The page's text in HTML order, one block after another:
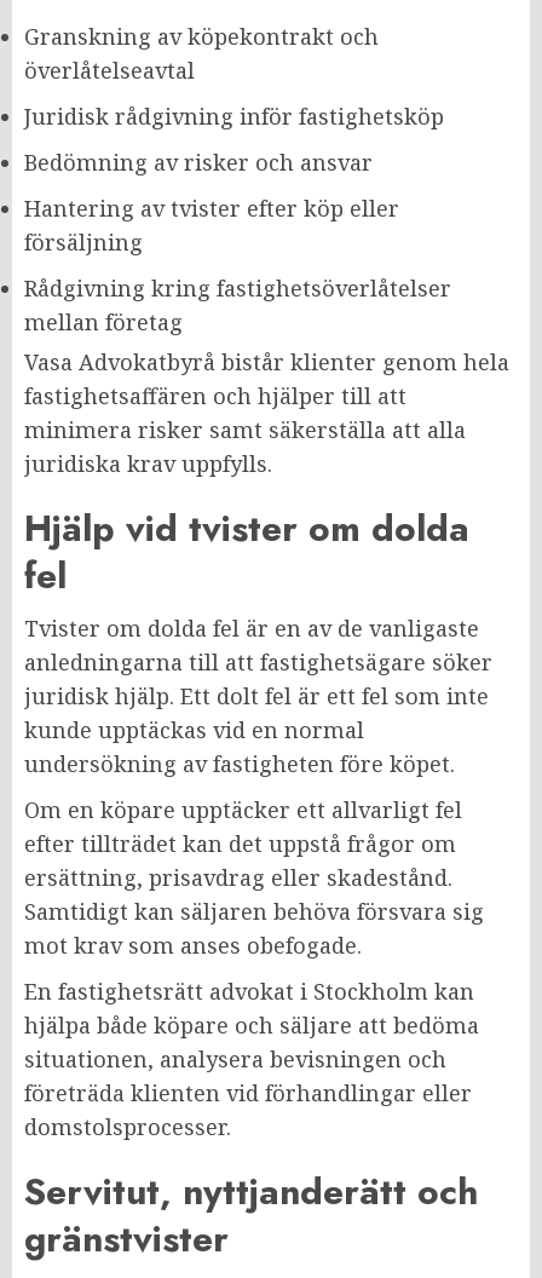
Granskning av köpekontrakt och
överlåtelseavtal
Juridisk rådgivning inför fastighetsköp
Bedömning av risker och ansvar
Hantering av tvister efter köp eller
försäljning
Rådgivning kring fastighetsöverlåtelser
mellan företag
Vasa Advokatbyrå bistår klienter genom hela
fastighetsaffären och hjälper till att
minimera risker samt säkerställa att alla
juridiska krav uppfylls.
Hjälp vid tvister om dolda
fel
Tvister om dolda fel är en av de vanligaste
anledningarna till att fastighetsägare söker
juridisk hjälp. Ett dolt fel är ett fel som inte
kunde upptäckas vid en normal
undersökning av fastigheten före köpet.
Om en köpare upptäcker ett allvarligt fel
efter tillträdet kan det uppstå frågor om
ersättning, prisavdrag eller skadestånd.
Samtidigt kan säljaren behöva försvara sig
mot krav som anses obefogade.
En fastighetsrätt advokat i Stockholm kan
hjälpa både köpare och säljare att bedöma
situationen, analysera bevisningen och
företräda klienten vid förhandlingar eller
domstolsprocesser.
Servitut, nyttjanderätt och
gränstvister